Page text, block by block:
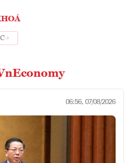
06:56, 07/08/2026